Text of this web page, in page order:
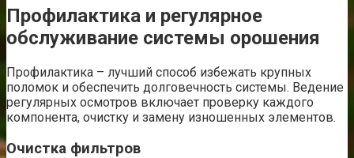
Профилактика и регулярное
обслуживание системы орошения
Профилактика – лучший способ избежать крупных
поломок и обеспечить долговечность системы. Ведение
регулярных осмотров включает проверку каждого
компонента, очистку и замену изношенных элементов.
Очистка фильтров